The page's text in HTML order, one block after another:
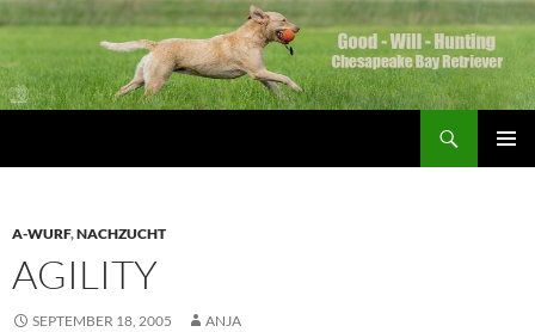
Zum
springen
A-WURF,NACHZUCHT
AGILITY
SEPTEMBER 18, 2005 ANJA